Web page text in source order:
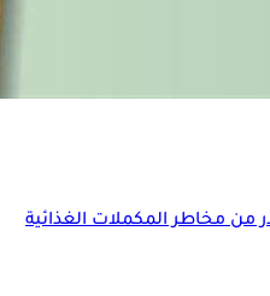
من مخاطر المكملات الغذائية